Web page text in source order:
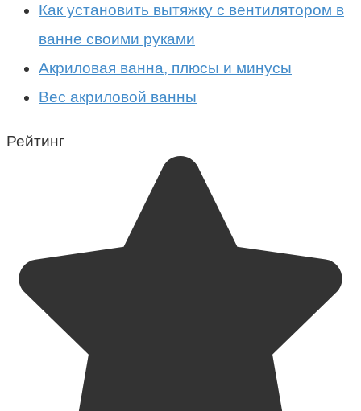
Как установить вытяжку с вентилятором в
ванне своими руками
Акриловая ванна, плюсы и минусы
Вес акриловой ванны
Рейтинг